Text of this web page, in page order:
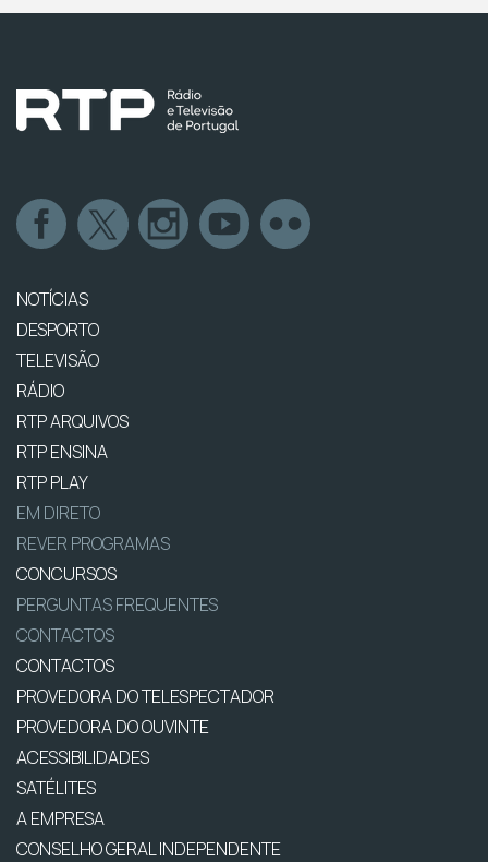
NOTÍCIAS
DESPORTO
TELEVISÃO
RÁDIO
RTP ARQUIVOS
RTP ENSINA
RTP PLAY
EM DIRETO
REVER PROGRAMAS
CONCURSOS
PERGUNTAS FREQUENTES
CONTACTOS
CONTACTOS
PROVEDORA DO TELESPECTADOR
PROVEDORA DO OUVINTE
ACESSIBILIDADES
SATÉLITES
A EMPRESA
CONSELHO GERAL INDEPENDENTE